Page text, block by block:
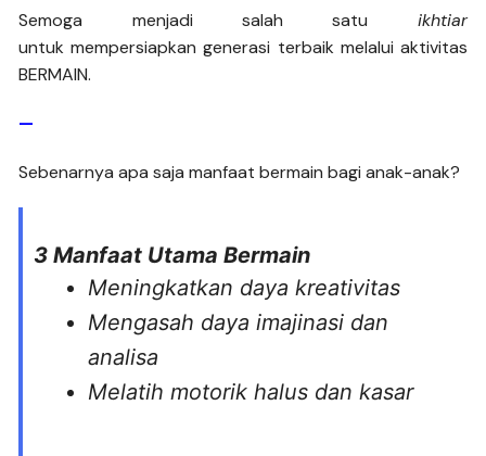
Semoga menjadi salah satu ikhtiar
untuk mempersiapkan generasi terbaik melalui aktivitas
BERMAIN.
—
Sebenarnya apa saja manfaat bermain bagi anak-anak?
3 Manfaat Utama Bermain
Meningkatkan daya kreativitas
Mengasah daya imajinasi dan
analisa
Melatih motorik halus dan kasar